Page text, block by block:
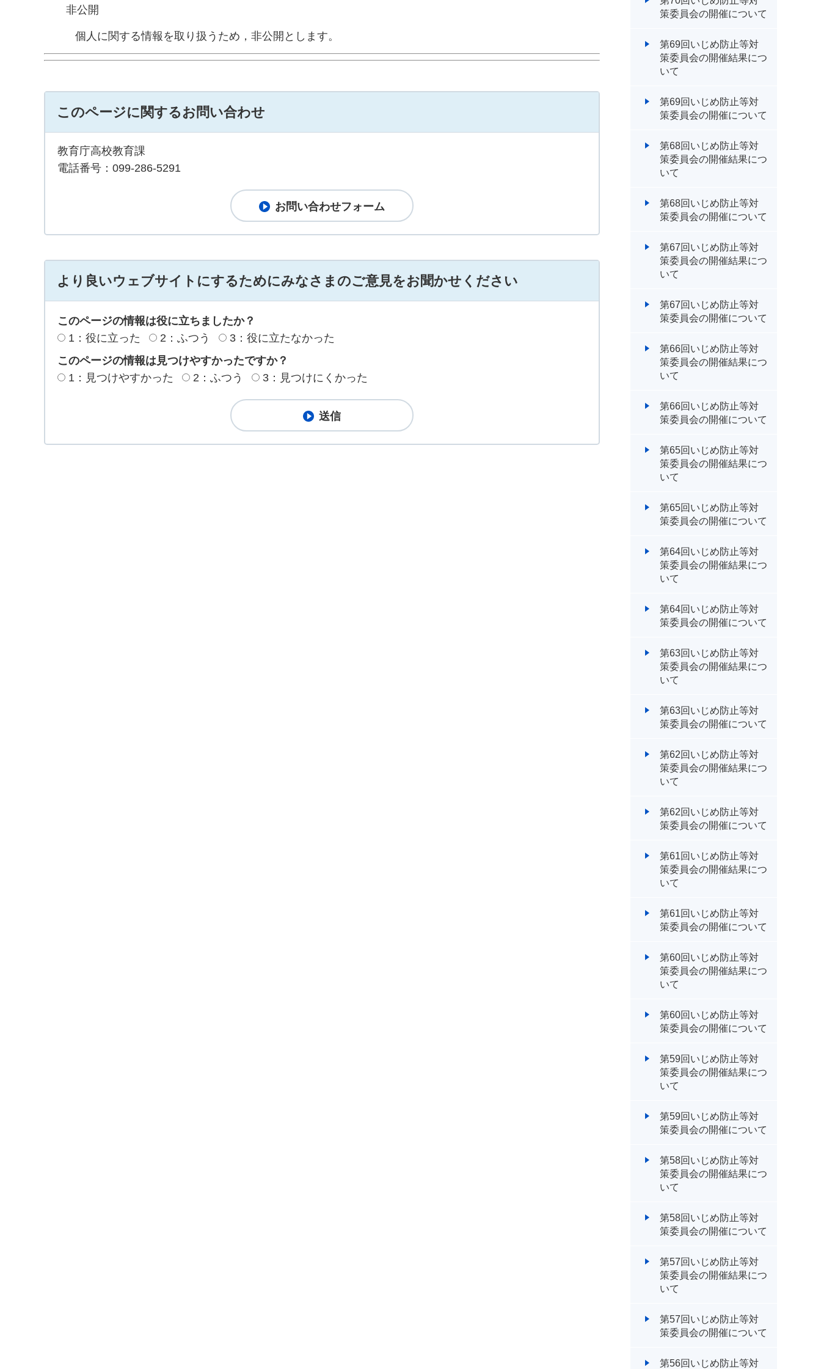
非公開
個人に関する情報を取り扱うため，非公開とします。
このページに関するお問い合わせ
教育庁高校教育課
電話番号：099-286-5291
より良いウェブサイトにするためにみなさまのご意見をお聞かせください
このページの情報は役に立ちましたか？
1：役に立った
2：ふつう
3：役に立たなかった
このページの情報は見つけやすかったですか？
1：見つけやすかった
2：ふつう 3：見つけにくかった
策委員会の開催について
第69回いじめ防止等対
策委員会の開催結果につ
いて
第69回いじめ防止等対
策委員会の開催について
第68回いじめ防止等対
策委員会の開催結果につ
いて
第68回いじめ防止等対
策委員会の開催について
第67回いじめ防止等対
策委員会の開催結果につ
いて
第67回いじめ防止等対
策委員会の開催について
第66回いじめ防止等対
策委員会の開催結果につ
いて
第66回いじめ防止等対
策委員会の開催について
第65回いじめ防止等対
策委員会の開催結果につ
いて
第65回いじめ防止等対
策委員会の開催について
第64回いじめ防止等対
策委員会の開催結果につ
いて
第64回いじめ防止等対
策委員会の開催について
第63回いじめ防止等対
策委員会の開催結果につ
いて
第63回いじめ防止等対
策委員会の開催について
第62回いじめ防止等対
策委員会の開催結果につ
いて
第62回いじめ防止等対
策委員会の開催について
第61回いじめ防止等対
策委員会の開催結果につ
いて
第61回いじめ防止等対
策委員会の開催について
第60回いじめ防止等対
策委員会の開催結果につ
いて
第60回いじめ防止等対
策委員会の開催について
第59回いじめ防止等対
策委員会の開催結果につ
いて
第59回いじめ防止等対
策委員会の開催について
第58回いじめ防止等対
策委員会の開催結果につ
いて
第58回いじめ防止等対
策委員会の開催について
第57回いじめ防止等対
策委員会の開催結果につ
いて
第57回いじめ防止等対
策委員会の開催について
第56回いじめ防止等対